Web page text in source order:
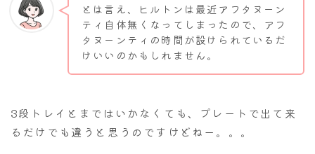
とは言え、ヒルトンは最近アフタヌーン
ティ自体無くなってしまったので、アフ
タヌーンティの時間が設けられているだ
けいいのかもしれません。
3段トレイとまではいかなくても、プレートで出て来
るだけでも違うと思うのですけどねー。。。